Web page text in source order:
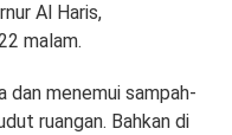
Al Haris,
malam.
dan menemui sampah-
ruangan. Bahkan di